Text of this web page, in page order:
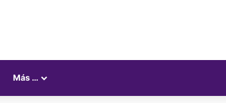
Más …